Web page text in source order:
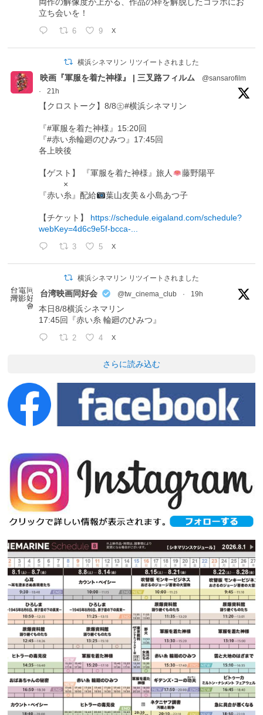
両作の解像度が上がる、作品の枠を解脱したコラボにお
立ち会いを！
6 9 X
横浜シネマリン リツイートされました
映画『軍服を着た神様』 | 三叉路フィルム
@sansarofilm
·
21h
【クロストーク】8/8㊏#横浜シネマリン
『#軍服を着た神様』15:20回
『#赤い糸輪廻のひみつ』17:45回
各上映後
【ゲスト】 『軍服を着た神様』旅人
藤野陽平
×
『赤い糸』配給
葉山友美＆小島あつ子
【チケット】 https://schedule.eigaland.com/schedule?
webKey=4d6c9e5f-bcca-...
3 5 X
横浜シネマリン リツイートされました
台湾映画同好会 @tw_cinema_club · 19h
本日8/8横浜シネマリン
17:45回『赤い糸 輪廻のひみつ』
2 4 X
さらに読み込む